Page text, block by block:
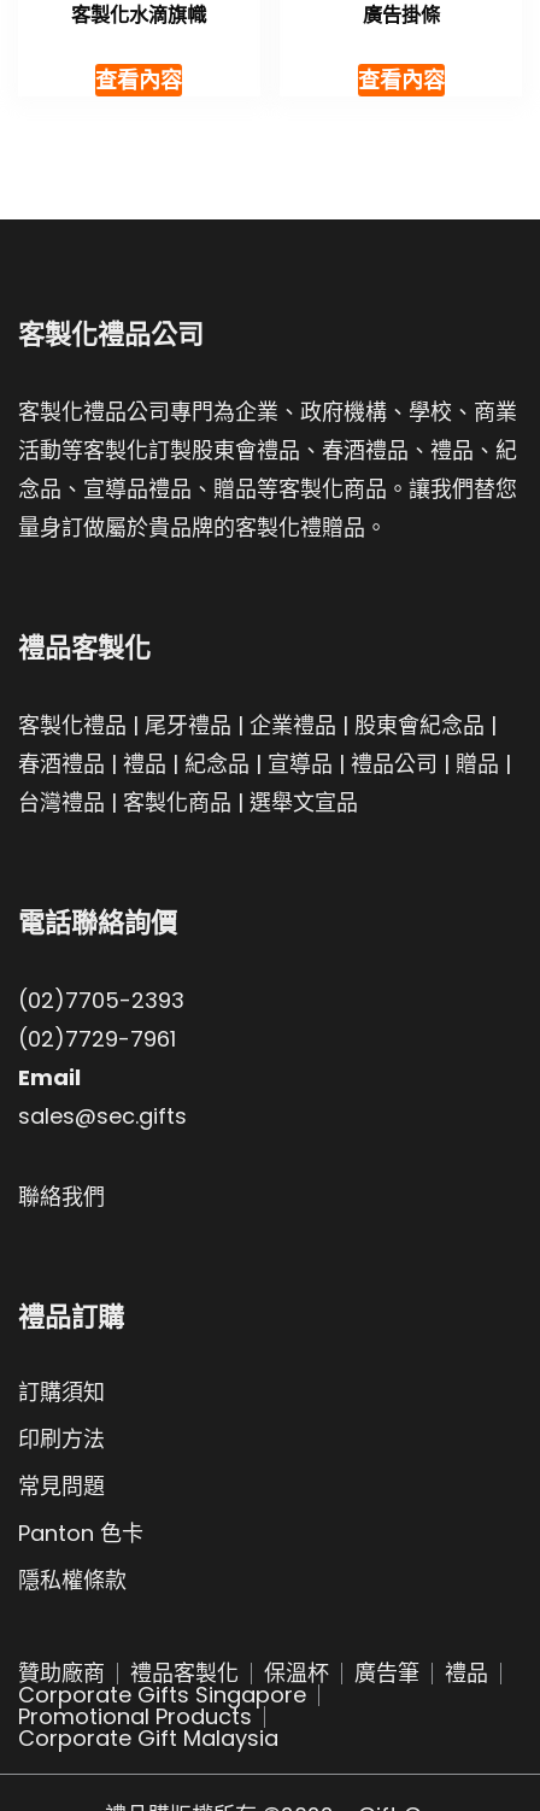
客製化水滴旗幟
查看內容
廣告掛條
查看內容
客製化禮品公司
客製化禮品公司專門為企業、政府機構、學校、商業
活動等客製化訂製股東會禮品、春酒禮品、禮品、紀
念品、宣導品禮品、贈品等客製化商品。讓我們替您
量身訂做屬於貴品牌的客製化禮贈品。
禮品客製化
客製化禮品 | 尾牙禮品 | 企業禮品 | 股東會紀念品 |
春酒禮品 | 禮品 | 紀念品 | 宣導品 | 禮品公司 | 贈品 |
台灣禮品 | 客製化商品 | 選舉文宣品
電話聯絡詢價
(02)7705-2393
(02)7729-7961
Email
sales@sec.gifts
聯絡我們
禮品訂購
訂購須知
印刷方法
常見問題
Panton 色卡
隱私權條款
贊助廠商 禮品客製化 保溫杯 廣告筆 禮品
Corporate Gifts Singapore
Promotional Products
Corporate Gift Malaysia